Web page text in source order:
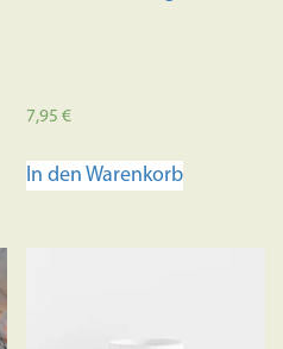
7,95€
In den Warenkorb